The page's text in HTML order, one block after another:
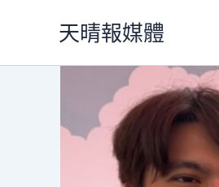
天晴報媒體